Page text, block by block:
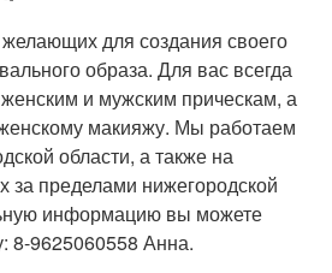
для создания своего
образа. Для вас всегда
и мужским прическам, а
макияжу. Мы работаем
области, а также на
за пределами нижегородской
информацию вы можете
8-9625060558 Анна.